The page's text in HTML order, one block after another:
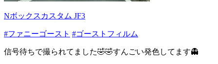
Nボックスカスタム JF3
#ファニーゴースト #ゴーストフィルム
信号待ちで撮られてました🤣🤣すんごい発色してます👻